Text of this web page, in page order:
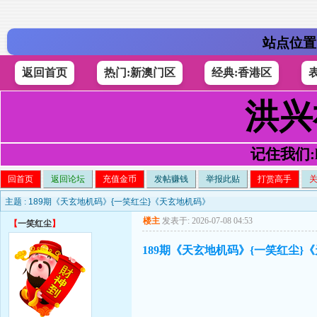
站点位
返回首页 热门:新澳门区 经典:香港区
洪
记住我们
回首页 返回论坛 充值金币 发帖赚钱 举报此贴 打赏高手
主题 : 189期《天玄地机码》{一笑红尘}《天玄地机码》
【一笑红尘】 楼主 发表于: 2026-07-08 04:53
189期《天玄地机码》{一笑红尘}